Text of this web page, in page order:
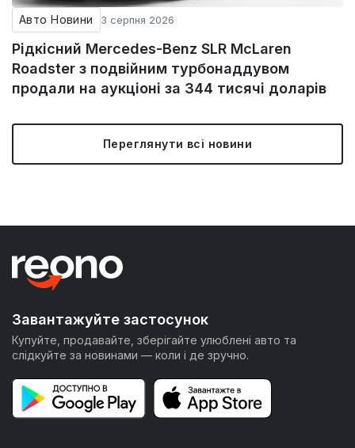
Авто Новини 3 серпня 2026
Рідкісний Mercedes-Benz SLR McLaren
Roadster з подвійним турбонаддувом
продали на аукціоні за 344 тисячі доларів
Переглянути всі новини
Завантажуйте застосунок
Купуйте, продавайте, зберігайте улюблені авто та
слідкуйте за новинами — коли і де зручно.